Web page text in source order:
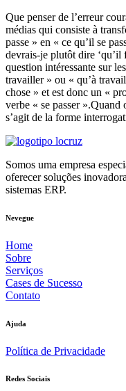
Que penser de l’erreur
médias qui consiste à
passe » en « ce qu’il se
devrais-je plutôt dire ‘qu’il
question intéressante sur
travailler » ou « qu’à
chose » et est donc un «
verbe « se passer ».Quand
s’agit de la forme
Somos uma empresa
oferecer soluções
sistemas ERP.
Nevegue
Home
Sobre
Serviços
Cases de Sucesso
Contato
Ajuda
Política de Privacidade
Redes Sociais